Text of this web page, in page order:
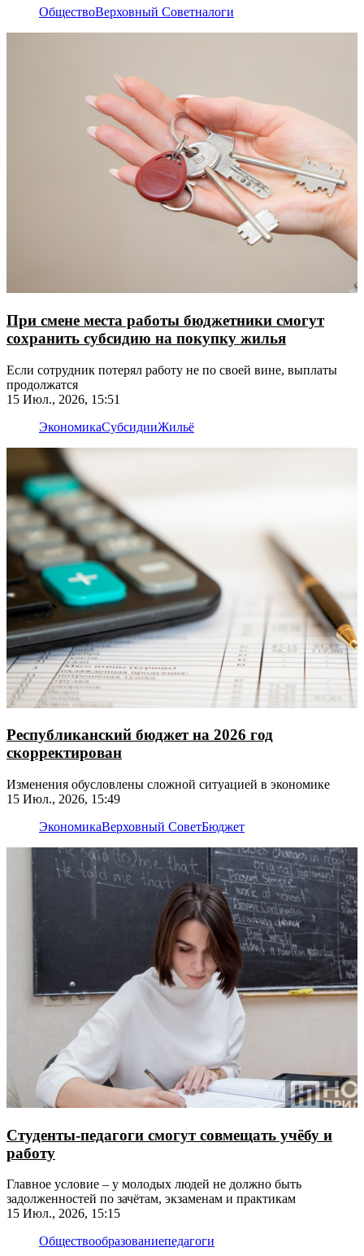
ОбществоВерховный Советналоги
При смене места работы бюджетники смогут
сохранить субсидию на покупку жилья
Если сотрудник потерял работу не по своей вине, выплаты
продолжатся
15 Июл., 2026, 15:51
ЭкономикаСубсидииЖильё
Республиканский бюджет на 2026 год
скорректирован
Изменения обусловлены сложной ситуацией в экономике
15 Июл., 2026, 15:49
ЭкономикаВерховный СоветБюджет
Студенты-педагоги смогут совмещать учёбу и
работу
Главное условие – у молодых людей не должно быть
задолженностей по зачётам, экзаменам и практикам
15 Июл., 2026, 15:15
Обществообразованиепедагоги